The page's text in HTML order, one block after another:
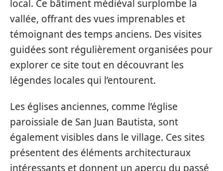
local. Ce bâtiment médiéval surplombe la
vallée, offrant des vues imprenables et
témoignant des temps anciens. Des visites
guidées sont régulièrement organisées pour
explorer ce site tout en découvrant les
légendes locales qui l’entourent.
Les églises anciennes, comme l’église
paroissiale de San Juan Bautista, sont
également visibles dans le village. Ces sites
présentent des éléments architecturaux
intéressants et donnent un aperçu du passé